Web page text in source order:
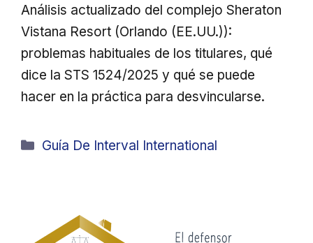
Análisis actualizado del complejo Sheraton
Vistana Resort (Orlando (EE.UU.)):
problemas habituales de los titulares, qué
dice la STS 1524/2025 y qué se puede
hacer en la práctica para desvincularse.
Categorías
Guía De Interval International